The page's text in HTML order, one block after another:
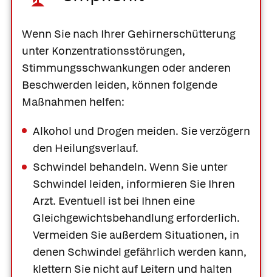
Wenn Sie nach Ihrer Gehirnerschütterung
unter Konzentrationsstörungen,
Stimmungsschwankungen oder anderen
Beschwerden leiden, können folgende
Maßnahmen helfen:
Alkohol und Drogen meiden. Sie verzögern
den Heilungsverlauf.
Schwindel behandeln. Wenn Sie unter
Schwindel leiden, informieren Sie Ihren
Arzt. Eventuell ist bei Ihnen eine
Gleichgewichtsbehandlung erforderlich.
Vermeiden Sie außerdem Situationen, in
denen Schwindel gefährlich werden kann,
klettern Sie nicht auf Leitern und halten